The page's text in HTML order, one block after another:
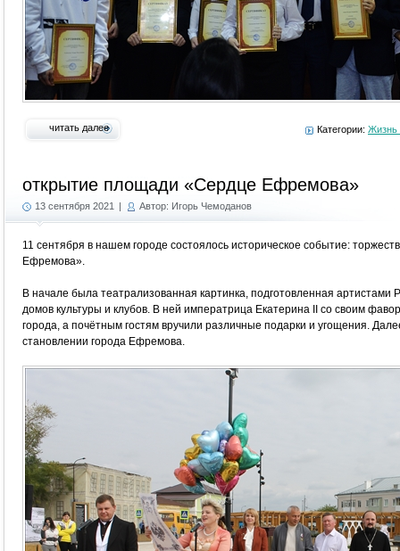
читать далее Категории: Жизнь
открытие площади «Сердце Ефремова»
13 сентября 2021 | Автор: Игорь Чемоданов
11 сентября в нашем городе состоялось историческое событие:
Ефремова».
В начале была театрализованная картинка, подготовленная артистами
домов культуры и клубов. В ней императрица Екатерина II со своим
города, а почётным гостям вручили различные подарки и угощения.
становлении города Ефремова.